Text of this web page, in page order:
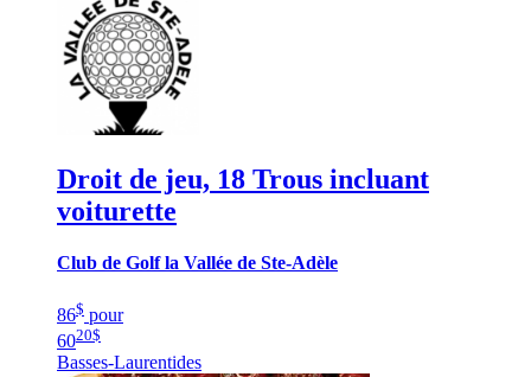
Droit de jeu, 18 Trous incluant
voiturette
Club de Golf la Vallée de Ste-Adèle
86$ pour
6020$
Basses-Laurentides